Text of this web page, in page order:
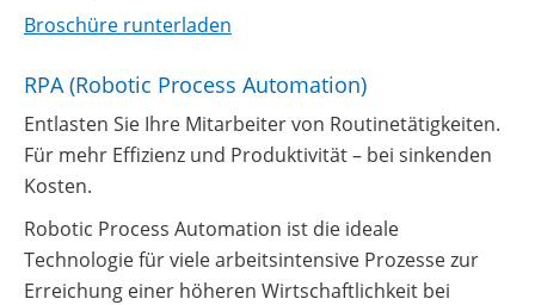
Broschüre runterladen
RPA (Robotic Process Automation)
Entlasten Sie Ihre Mitarbeiter von Routinetätigkeiten.
Für mehr Effizienz und Produktivität – bei sinkenden
Kosten.
Robotic Process Automation ist die ideale
Technologie für viele arbeitsintensive Prozesse zur
Erreichung einer höheren Wirtschaftlichkeit bei